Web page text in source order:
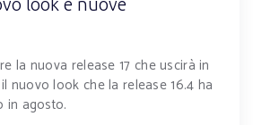
la nuova release 17 che uscirà in
nuovo look che la release 16.4 ha
in agosto.